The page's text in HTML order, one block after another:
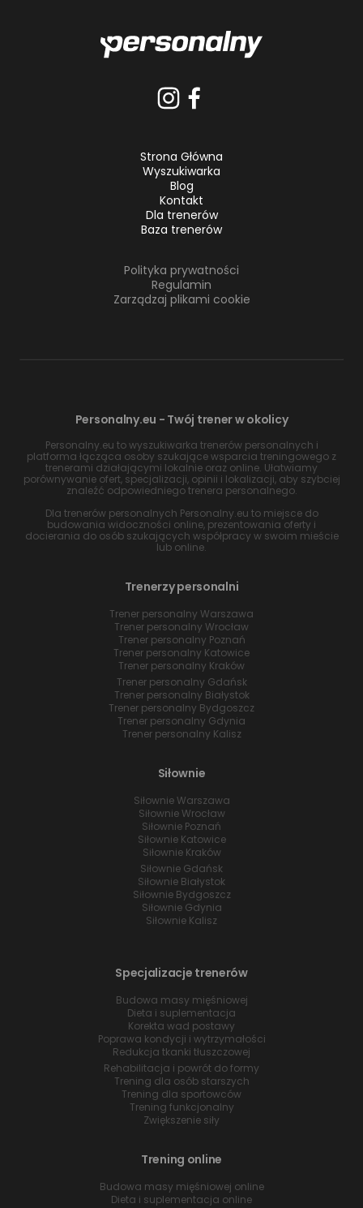
Strona Główna
Wyszukiwarka
Blog
Kontakt
Dla trenerów
Baza trenerów
Polityka prywatności
Regulamin
Zarządzaj plikami cookie
Personalny.eu - Twój trener w okolicy
Personalny.eu to wyszukiwarka trenerów personalnych i
platforma łącząca osoby szukające wsparcia treningowego z
trenerami działającymi lokalnie oraz online. Ułatwiamy
porównywanie ofert, specjalizacji, opinii i lokalizacji, aby szybciej
znaleźć odpowiedniego trenera personalnego.
Dla trenerów personalnych Personalny.eu to miejsce do
budowania widoczności online, prezentowania oferty i
docierania do osób szukających współpracy w swoim mieście
lub online.
Trenerzy personalni
Trener personalny Warszawa
Trener personalny Wrocław
Trener personalny Poznań
Trener personalny Katowice
Trener personalny Kraków
Trener personalny Gdańsk
Trener personalny Białystok
Trener personalny Bydgoszcz
Trener personalny Gdynia
Trener personalny Kalisz
Siłownie
Siłownie Warszawa
Siłownie Wrocław
Siłownie Poznań
Siłownie Katowice
Siłownie Kraków
Siłownie Gdańsk
Siłownie Białystok
Siłownie Bydgoszcz
Siłownie Gdynia
Siłownie Kalisz
Specjalizacje trenerów
Budowa masy mięśniowej
Dieta i suplementacja
Korekta wad postawy
Poprawa kondycji i wytrzymałości
Redukcja tkanki tłuszczowej
Rehabilitacja i powrót do formy
Trening dla osób starszych
Trening dla sportowców
Trening funkcjonalny
Zwiększenie siły
Trening online
Budowa masy mięśniowej online
Dieta i suplementacja online